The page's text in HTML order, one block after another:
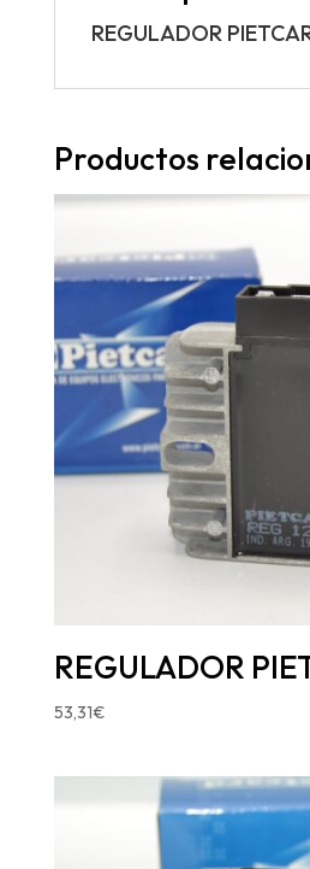
REGULADOR
Productos
REGULADOR
53,31€